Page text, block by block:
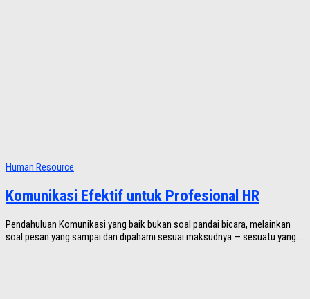
Human Resource
Komunikasi Efektif untuk Profesional HR
Pendahuluan Komunikasi yang baik bukan soal pandai bicara, melainkan
soal pesan yang sampai dan dipahami sesuai maksudnya — sesuatu yang...